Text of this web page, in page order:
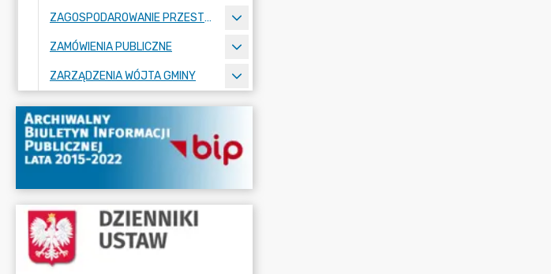
ZAGOSPODAROWANIE PRZESTRZENNE
ZAMÓWIENIA PUBLICZNE
ZARZĄDZENIA WÓJTA GMINY